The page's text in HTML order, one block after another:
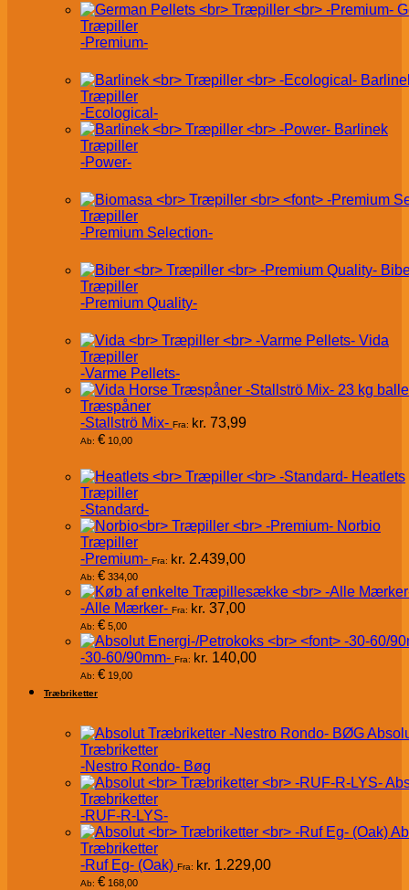
Træpiller
-Premium-
Træpiller
-Ecological-
Barlinek
Træpiller
-Power-
Træpiller
-Premium Selection-
Træpiller
-Premium Quality-
Vida
Træpiller
-Varme Pellets-
Træspåner
-Stallströ Mix- Fra: kr. 73,99
Ab: € 10,00
Heatlets
Træpiller
-Standard-
Norbio
Træpiller
-Premium- Fra: kr. 2.439,00
Ab: € 334,00
-Alle Mærker- Fra: kr. 37,00
Ab: € 5,00
-30-60/90mm- Fra: kr. 140,00
Ab: € 19,00
Træbriketter
Træbriketter
-Nestro Rondo- Bøg
Træbriketter
-RUF-R-LYS-
Træbriketter
-Ruf Eg- (Oak) Fra: kr. 1.229,00
Ab: € 168,00